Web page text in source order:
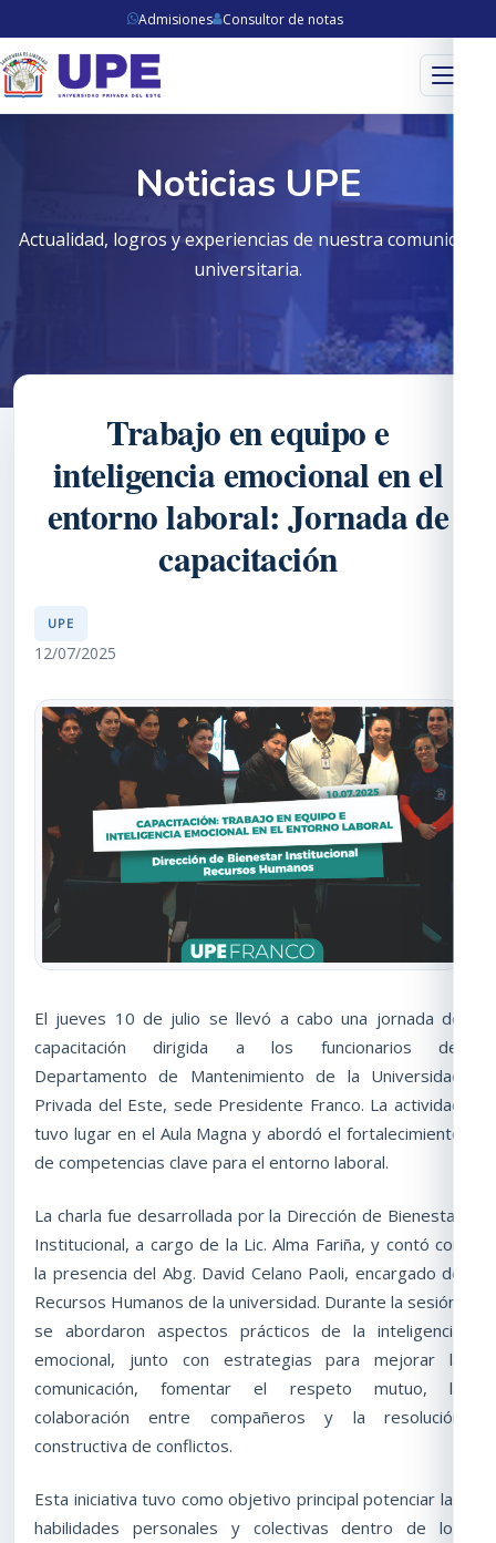
Admisiones Consultor de notas
Menú
Noticias UPE
Actualidad, logros y experiencias de nuestra comunidad
universitaria.
Trabajo en equipo e
inteligencia emocional en el
entorno laboral: Jornada de
capacitación
UPE
12/07/2025
El jueves 10 de julio se llevó a cabo una jornada de
capacitación dirigida a los funcionarios del
Departamento de Mantenimiento de la Universidad
Privada del Este, sede Presidente Franco. La actividad
tuvo lugar en el Aula Magna y abordó el fortalecimiento
de competencias clave para el entorno laboral.
La charla fue desarrollada por la Dirección de Bienestar
Institucional, a cargo de la Lic. Alma Fariña, y contó con
la presencia del Abg. David Celano Paoli, encargado de
Recursos Humanos de la universidad. Durante la sesión,
se abordaron aspectos prácticos de la inteligencia
emocional, junto con estrategias para mejorar la
comunicación, fomentar el respeto mutuo, la
colaboración entre compañeros y la resolución
constructiva de conflictos.
Esta iniciativa tuvo como objetivo principal potenciar las
habilidades personales y colectivas dentro de los